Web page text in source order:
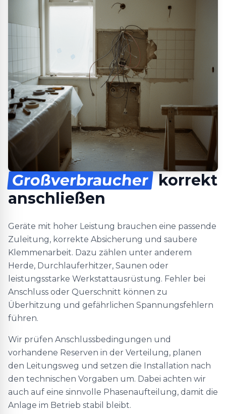
Großverbraucher korrekt
anschließen
Geräte mit hoher Leistung brauchen eine passende
Zuleitung, korrekte Absicherung und saubere
Klemmenarbeit. Dazu zählen unter anderem
Herde, Durchlauferhitzer, Saunen oder
leistungsstarke Werkstattausrüstung. Fehler bei
Anschluss oder Querschnitt können zu
Überhitzung und gefährlichen Spannungsfehlern
führen.
Wir prüfen Anschlussbedingungen und
vorhandene Reserven in der Verteilung, planen
den Leitungsweg und setzen die Installation nach
den technischen Vorgaben um. Dabei achten wir
auch auf eine sinnvolle Phasenaufteilung, damit die
Anlage im Betrieb stabil bleibt.